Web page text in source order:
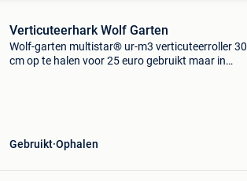
Verticuteerhark Wolf Garten
Wolf-garten multistar® ur-m3 verticuteerroller 30
cm op te halen voor 25 euro gebruikt maar in
Gebruikt Ophalen